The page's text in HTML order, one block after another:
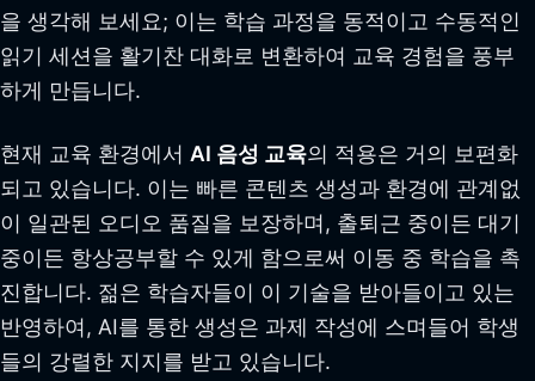
을 생각해 보세요; 이는 학습 과정을 동적이고 수동적인
읽기 세션을 활기찬 대화로 변환하여 교육 경험을 풍부
하게 만듭니다.
현재 교육 환경에서 AI 음성 교육의 적용은 거의 보편화
되고 있습니다. 이는 빠른 콘텐츠 생성과 환경에 관계없
이 일관된 오디오 품질을 보장하며, 출퇴근 중이든 대기
중이든 항상공부할 수 있게 함으로써 이동 중 학습을 촉
진합니다. 젊은 학습자들이 이 기술을 받아들이고 있는
반영하여, AI를 통한 생성은 과제 작성에 스며들어 학생
들의 강렬한 지지를 받고 있습니다.